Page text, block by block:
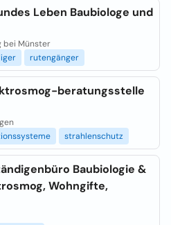
Leben Baubiologe und
bei Münster
rutengänger
beratungsstelle
strahlenschutz
Baubiologie &
Wohngifte,